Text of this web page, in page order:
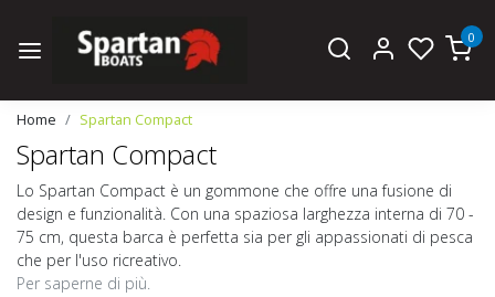
0
Home Spartan Compact
Spartan Compact
Lo Spartan Compact è un gommone che offre una fusione di
design e funzionalità. Con una spaziosa larghezza interna di 70 -
75 cm, questa barca è perfetta sia per gli appassionati di pesca
che per l'uso ricreativo.
Per saperne di più.